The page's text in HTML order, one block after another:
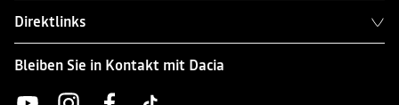
Direktlinks
Bleiben Sie in Kontakt mit Dacia